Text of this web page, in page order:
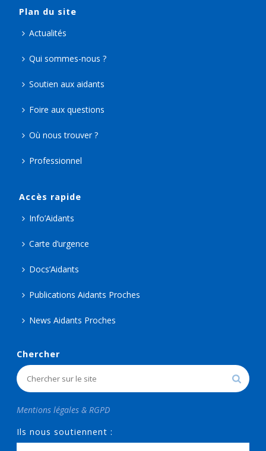
Plan du site
Actualités
Qui sommes-nous ?
Soutien aux aidants
Foire aux questions
Où nous trouver ?
Professionnel
Accès rapide
Info’Aidants
Carte d’urgence
Docs’Aidants
Publications Aidants Proches
News Aidants Proches
Chercher
Mentions légales & RGPD
Ils nous soutiennent :